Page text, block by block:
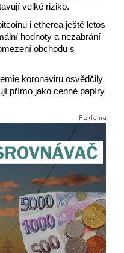
velké riziko.
i etherea ještě letos
hodnoty a nezabrání
obchodu s
koronaviru osvědčily
přímo jako cenné papíry